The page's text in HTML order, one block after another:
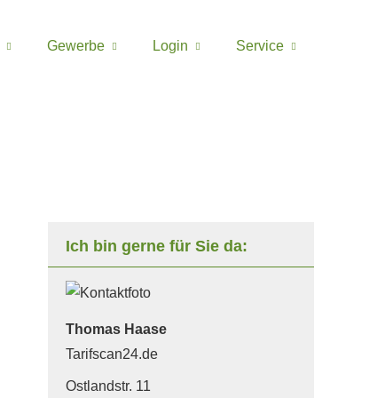
Gewerbe Login Service
Ich bin gerne für Sie da:
Thomas Haase
Tarifscan24.de
Ostlandstr. 11